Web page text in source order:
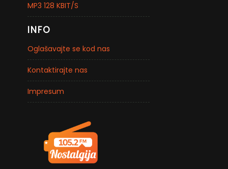
MP3 128 KBIT/S
INFO
Oglašavajte se kod nas
Kontaktirajte nas
Impresum